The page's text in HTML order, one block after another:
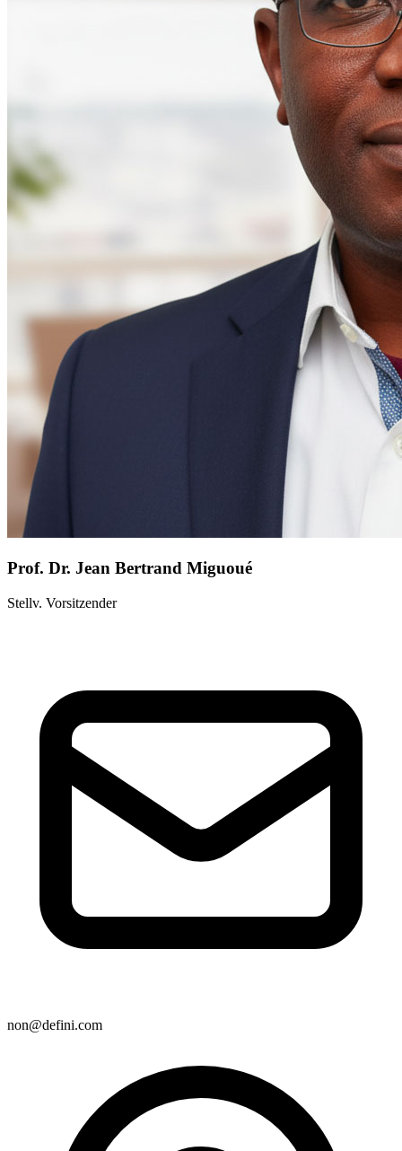
Prof. Dr. Jean Bertrand Miguoué
Stellv. Vorsitzender
non@defini.com